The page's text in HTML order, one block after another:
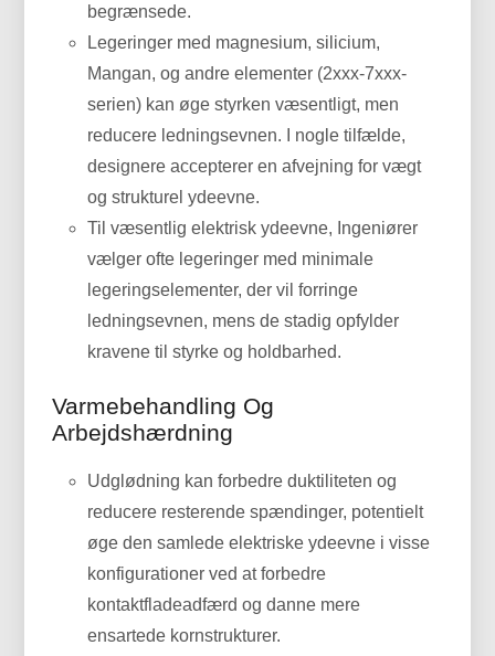
begrænsede.
Legeringer med magnesium, silicium,
Mangan, og andre elementer (2xxx-7xxx-
serien) kan øge styrken væsentligt, men
reducere ledningsevnen. I nogle tilfælde,
designere accepterer en afvejning for vægt
og strukturel ydeevne.
Til væsentlig elektrisk ydeevne, Ingeniører
vælger ofte legeringer med minimale
legeringselementer, der vil forringe
ledningsevnen, mens de stadig opfylder
kravene til styrke og holdbarhed.
Varmebehandling Og
Arbejdshærdning
Udglødning kan forbedre duktiliteten og
reducere resterende spændinger, potentielt
øge den samlede elektriske ydeevne i visse
konfigurationer ved at forbedre
kontaktfladeadfærd og danne mere
ensartede kornstrukturer.